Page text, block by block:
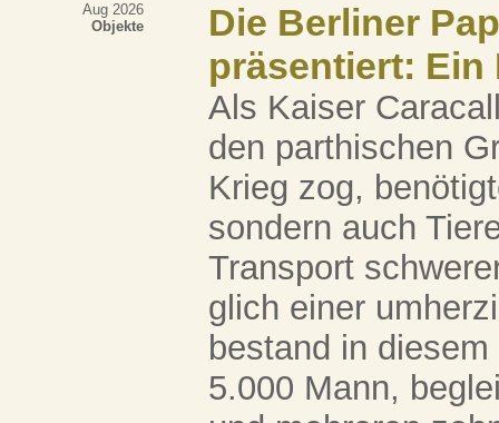
Aug 2026
Objekte
Die Berliner
präsentiert: Ein
Als Kaiser
den parthischen
Krieg zog,
sondern auch
Transport
glich einer
bestand in
5.000 Mann,